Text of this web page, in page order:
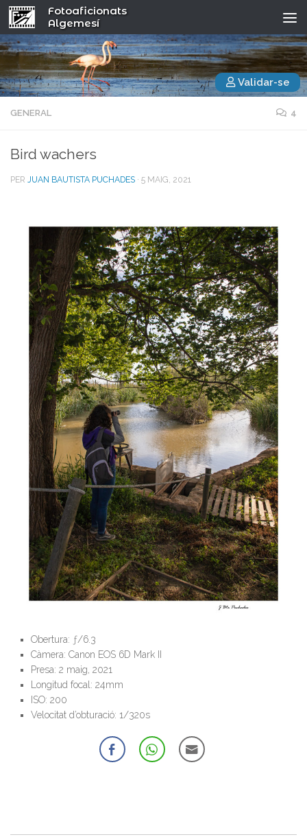
Fotoaficionats
Algemesí
Validar-se
GENERAL 4
Bird wachers
PER JUAN BAUTISTA PUCHADES · 5 MAIG, 2021
Obertura: ƒ/6.3
Càmera: Canon EOS 6D Mark II
Presa: 2 maig, 2021
Longitud focal: 24mm
ISO: 200
Velocitat d’obturació: 1/320s